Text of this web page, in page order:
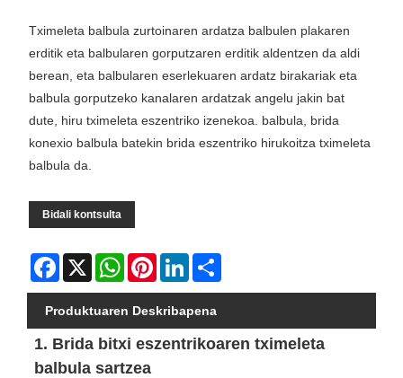
Tximeleta balbula zurtoinaren ardatza balbulen plakaren
erditik eta balbularen gorputzaren erditik aldentzen da aldi
berean, eta balbularen eserlekuaren ardatz birakariak eta
balbula gorputzeko kanalaren ardatzak angelu jakin bat
dute, hiru tximeleta eszentriko izenekoa. balbula, brida
konexio balbula batekin brida eszentriko hirukoitza tximeleta
balbula da.
Bidali kontsulta
Facebook
X WhatsAppPinterestLinkedIn
Produktuaren Deskribapena
1. Brida bitxi eszentrikoaren tximeleta
balbula sartzea